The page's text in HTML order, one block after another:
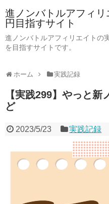
進ノンバトルアフィ
円目指すサイト
進ノンバトルアフィリエイトの
を目指すサイトです。
ホーム 実践記録
【実践299】やっと
ど
2023/5/23 実践記録